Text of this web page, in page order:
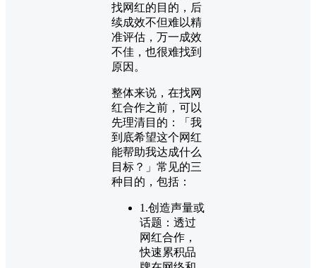
找网红的目的，后
续成效不但难以精
准评估，万一成效
不佳，也很难找到
原因。
整体来说，在找网
红合作之前，可以
先理清目的：「我
到底希望这个网红
能帮助我达成什么
目标？」常见的三
种目的，包括：
1.创造声量或
话题：透过
网红合作，
快速累积品